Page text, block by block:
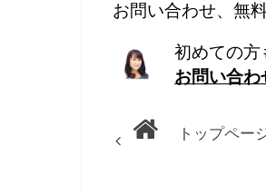
お問い合わせ、無
初めての方
お問い合わ
トップペー